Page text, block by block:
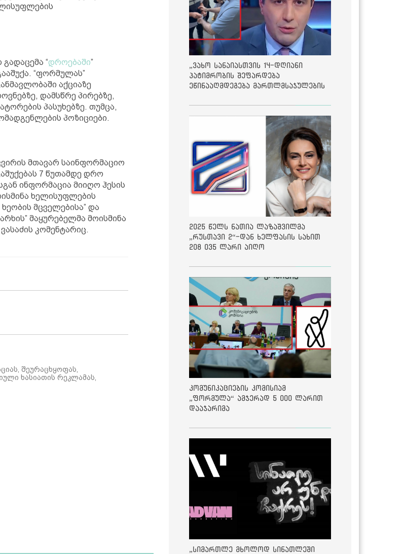
“დროებაში”
“ფორმულას”
აქციაზე
დამსწრე პირებზე,
პასუხებზე. თუმცა,
პოზიციები.
მთავარ საინფორმაციო
7 წუთამდე დრო
ინფორმაცია მიიღო ჰესის
ხელისუფლების
მცველებისა” და
მაყურებელმა მოისმინა
კომენტარიც.
შეურაცხყოფას,
ხასიათის რეკლამას,
„ვახო სანაიასთვის 14-დღიანი
პატიმრობის შეფარდება
ეწინააღმდეგება მართლმსაჯულების
2025 წელს ნათია ლაზაშვილმა
„რუსთავი 2“-დან ხელფასის სახით
208 035 ლარი აიღო
კომუნიკაციების კომისიამ
„ფორმულა“ ამჯერად 5 000 ლარით
დააჯარიმა
„სიმართლე მხოლოდ სინათლეში